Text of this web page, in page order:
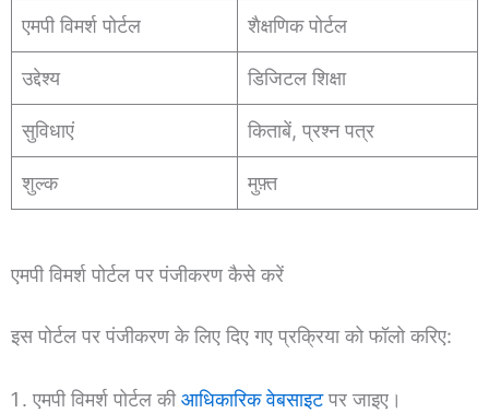
एमपी विमर्श पोर्टल शैक्षणिक पोर्टल
उद्देश्य डिजिटल शिक्षा
सुविधाएं किताबें, प्रश्न पत्र
शुल्क मुफ़्त
एमपी विमर्श पोर्टल पर पंजीकरण कैसे करें
इस पोर्टल पर पंजीकरण के लिए दिए गए प्रक्रिया को फॉलो करिए:
एमपी विमर्श पोर्टल कीआधिकारिक वेबसाइटपर जाइए।